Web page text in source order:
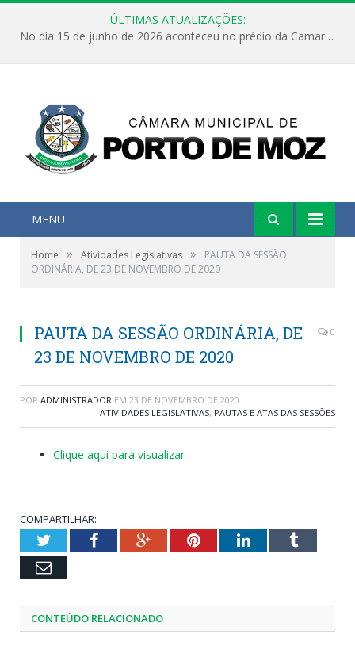
ÚLTIMAS ATUALIZAÇÕES:
No dia 15 de junho de 2026 aconteceu no prédio da Camara Municipal de Porto de Moz /Pará a Sessão Ordinária
MENU
Home » Atividades Legislativas »
PAUTA DA SESSÃO
ORDINÁRIA, DE 23 DE NOVEMBRO DE 2020
PAUTA DA SESSÃO ORDINÁRIA, DE
23 DE NOVEMBRO DE 2020
0
POR ADMINISTRADOR EM 23 DE NOVEMBRO DE 2020
ATIVIDADES LEGISLATIVAS, PAUTAS E ATAS DAS SESSÕES
Clique aqui para visualizar
COMPARTILHAR:
TwitterFacebookGoogle+PinterestLinkedInTumblr
Email
CONTEÚDO RELACIONADO